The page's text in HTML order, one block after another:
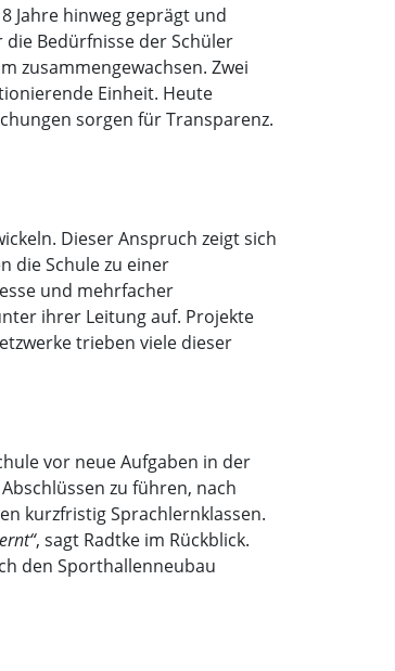
Jahre hinweg geprägt und
Bedürfnisse der Schüler
zusammengewachsen. Zwei
Einheit. Heute
sorgen für Transparenz.
Dieser Anspruch zeigt sich
die Schule zu einer
und mehrfacher
ihrer Leitung auf. Projekte
trieben viele dieser
vor neue Aufgaben in der
zu führen, nach
kurzfristig Sprachlernklassen.
, sagt Radtke im Rückblick.
den Sporthallenneubau